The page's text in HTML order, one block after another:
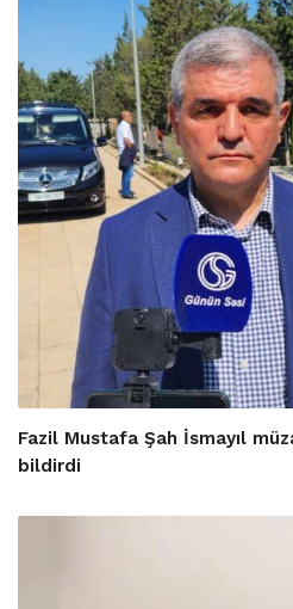
Fazil Mustafa Şah İsmayıl
bildirdi